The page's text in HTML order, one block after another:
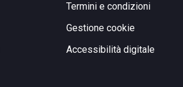
Termini e condizioni
Gestione cookie
Accessibilità digitale